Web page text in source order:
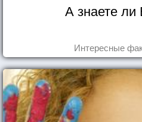
А знаете ли
Интересные